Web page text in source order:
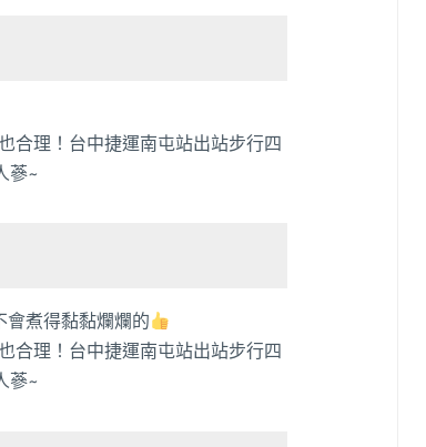
會煮得黏黏爛爛的